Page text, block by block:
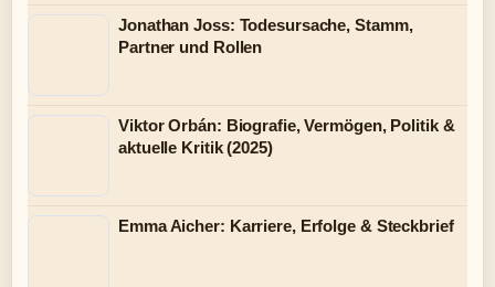
Jonathan Joss: Todesursache, Stamm,
Partner und Rollen
Viktor Orbán: Biografie, Vermögen, Politik &
aktuelle Kritik (2025)
Emma Aicher: Karriere, Erfolge & Steckbrief